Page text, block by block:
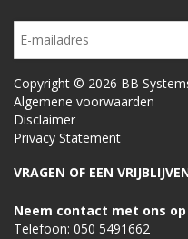
Copyright © 2026 BB
Algemene voorwaarden
Disclaimer
Privacy Statement
VRAGEN OF EEN
Neem contact met ons op
Telefoon: 050 5491662